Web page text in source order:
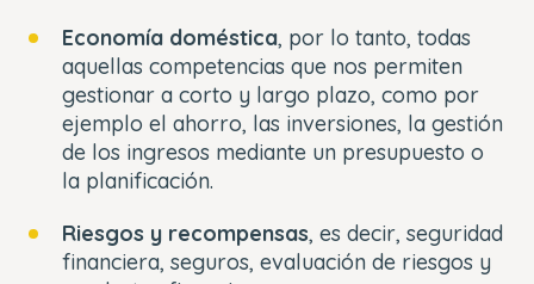
Economía doméstica, por lo tanto, todas
aquellas competencias que nos permiten
gestionar a corto y largo plazo, como por
ejemplo el ahorro, las inversiones, la gestión
de los ingresos mediante un presupuesto o
la planificación.
Riesgos y recompensas, es decir, seguridad
financiera, seguros, evaluación de riesgos y